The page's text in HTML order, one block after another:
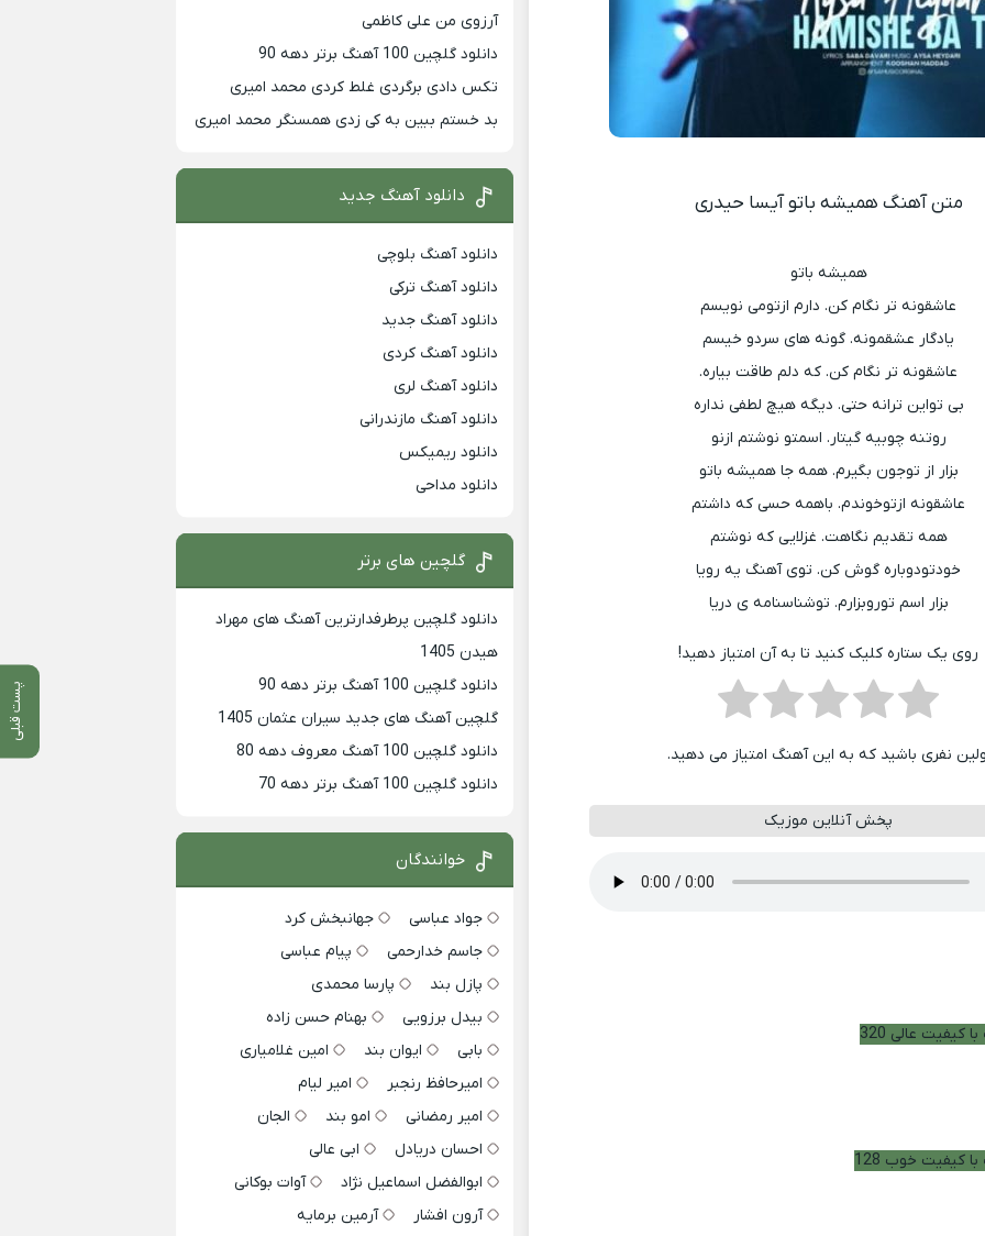
پست قبلی
متن آهنگ همیشه باتو آیسا حیدری
همیشه باتو
عاشقونه تر نگام کن. دارم ازتومی نویسم
یادگار عشقمونه. گونه های سردو خیسم
عاشقونه تر نگام کن. که دلم طاقت بیاره.
بی تواین ترانه حتی. دیگه هیچ لطفی نداره
روتنه چوبیه گیتار. اسمتو نوشتم ازنو
بزار از توجون بگیرم. همه جا همیشه باتو
عاشقونه ازتوخوندم. باهمه حسی که داشتم
همه تقدیم نگاهت. غزلایی که نوشتم
خودتودوباره گوش کن. توی آهنگ یه رویا
بزار اسم توروبزارم. توشناسنامه ی دریا
روی یک ستاره کلیک کنید تا به آن امتیاز دهید!
نفری باشید که به این آهنگ امتیاز می دهید.
پخش آنلاین موزیک
کیفیت عالی 320
کیفیت خوب 128
آرزوی من علی کاظمی
دانلود گلچین 100 آهنگ برتر دهه 90
تکس دادی برگردی غلط کردی محمد امیری
بد خستم ببین به کی زدی همسنگر محمد امیری
دانلود آهنگ جدید
دانلود آهنگ بلوچی
دانلود آهنگ ترکی
دانلود آهنگ جدید
دانلود آهنگ کردی
دانلود آهنگ لری
دانلود آهنگ مازندرانی
دانلود ریمیکس
دانلود مداحی
گلچین های برتر
دانلود گلچین پرطرفدارترین آهنگ های مهراد
هیدن 1405
دانلود گلچین 100 آهنگ برتر دهه 90
گلچین آهنگ های جدید سیران عثمان 1405
دانلود گلچین 100 آهنگ معروف دهه 80
دانلود گلچین 100 آهنگ برتر دهه 70
خوانندگان
جواد عباسی
جهانبخش کرد
جاسم خدارحمی
پیام عباسی
پازل بند
پارسا محمدی
بیدل برزویی
بهنام حسن زاده
بابی
ایوان بند
امین غلامیاری
امیرحافظ رنجبر
امیر لیام
امیر رمضانی
امو بند
الجان
احسان دریادل
ابی عالی
ابوالفضل اسماعیل نژاد
آوات بوکانی
آرون افشار
آرمین برمایه